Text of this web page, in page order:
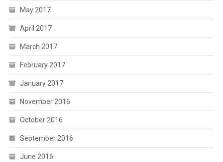
May 2017
April 2017
March 2017
February 2017
January 2017
November 2016
October 2016
September 2016
June 2016